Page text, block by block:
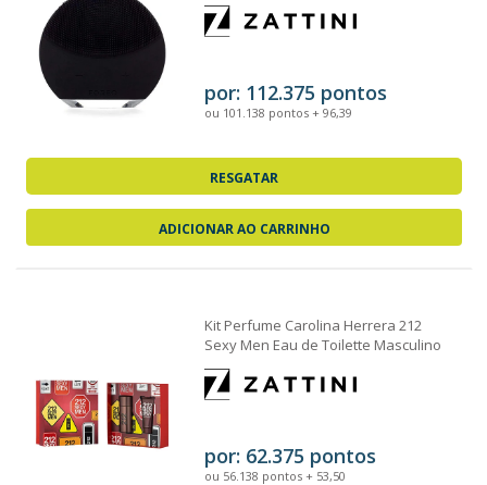
por: 112.375 pontos
ou 101.138 pontos + 96,39
RESGATAR
ADICIONAR AO CARRINHO
Kit Perfume Carolina Herrera 212
Sexy Men Eau de Toilette Masculino
100ml +...
por: 62.375 pontos
ou 56.138 pontos + 53,50